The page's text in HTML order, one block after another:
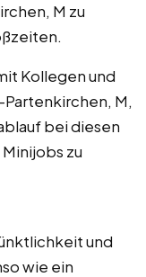
M zu
Kollegen und
M,
bei diesen
zu
und
wie ein